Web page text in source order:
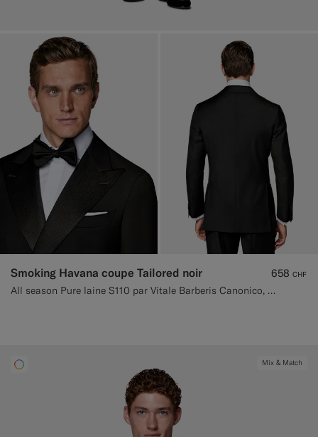
Smoking Havana coupe Tailored noir
All season Pure laine S110 par Vitale Barberis Canonico, Italie
658 CHF
Mix & Match